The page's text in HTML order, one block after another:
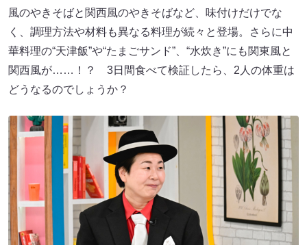
風のやきそばと関西風のやきそばなど、味付けだけでな
く、調理方法や材料も異なる料理が続々と登場。さらに中
華料理の“天津飯”や“たまごサンド”、“水炊き”にも関東風と
関西風が……！？ 3日間食べて検証したら、2人の体重は
どうなるのでしょうか？